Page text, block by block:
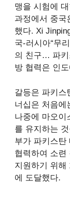
맹을 시험에
과정에서 중국
했다. Xi
국-러시아“무
의 친구… 파키
방 협력은 인
갈등은 파키스
너십은 처음에
나중에 마오이
를 유지하는
부가 파키스탄
협력하여 소련
지원하기 위해
에 도달했다.